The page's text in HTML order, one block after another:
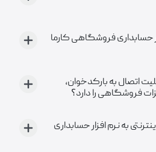
فروشگاهی کارما
اتصال به بارکدخوان،
فروشگاهی را دارد؟
به نرم افزار حسابداری